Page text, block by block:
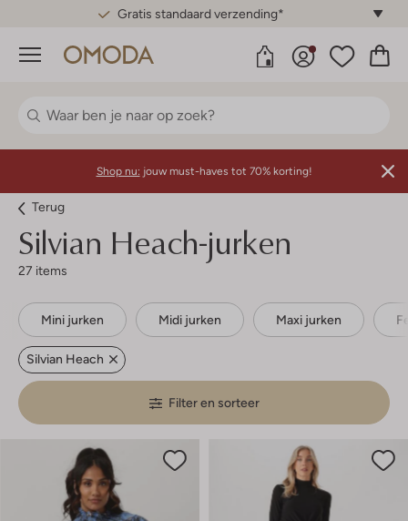
Gratis standaard verzending*
Menu
Shop nu: jouw must-haves tot 70% korting!
Terug
Silvian Heach-jurken
27 items
Mini jurken Midi jurken Maxi jurken
Silvian Heach
Filter en sorteer